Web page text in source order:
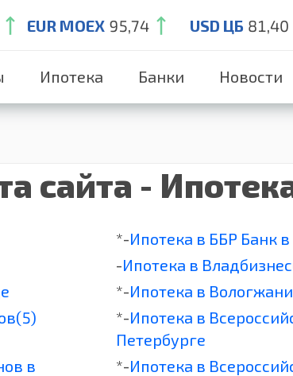
EUR MOEX 95,74 USD ЦБ 81,40
Ипотека Банки Новости
сайта -
*-Ипотека в ББР Банк
-Ипотека в
*-Ипотека в
*-Ипотека в
Петербурге
в
*-Ипотека в